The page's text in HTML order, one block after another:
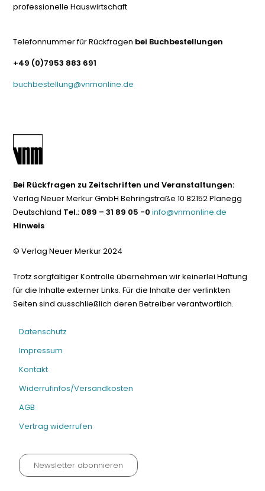
professionelle Hauswirtschaft
Telefonnummer für Rückfragen bei Buchbestellungen
+49 (0)7953 883 691
buchbestellung@vnmonline.de
Bei Rückfragen zu Zeitschriften und Veranstaltungen:
Verlag Neuer Merkur GmbH Behringstraße 10 82152 Planegg
Deutschland Tel.: 089 – 31 89 05 -0 info@vnmonline.de
Hinweis
© Verlag Neuer Merkur 2024
Trotz sorgfältiger Kontrolle übernehmen wir keinerlei Haftung
für die Inhalte externer Links. Für die Inhalte der verlinkten
Seiten sind ausschließlich deren Betreiber verantwortlich.
Datenschutz
Impressum
Kontakt
Widerrufinfos/Versandkosten
AGB
Vertrag widerrufen
Newsletter abonnieren